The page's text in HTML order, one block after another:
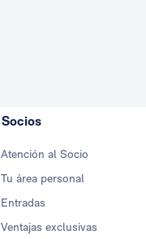
Socios
Atención al Socio
Tu área personal
Entradas
Ventajas exclusivas